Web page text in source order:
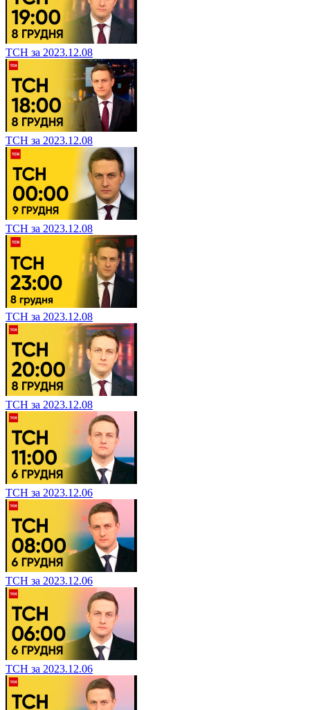
ТСН за 2023.12.08
ТСН за 2023.12.08
ТСН за 2023.12.08
ТСН за 2023.12.08
ТСН за 2023.12.08
ТСН за 2023.12.06
ТСН за 2023.12.06
ТСН за 2023.12.06